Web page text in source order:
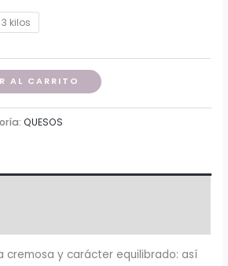
3 kilos
AL CARRITO
QUESOS
cremosa y carácter equilibrado: así